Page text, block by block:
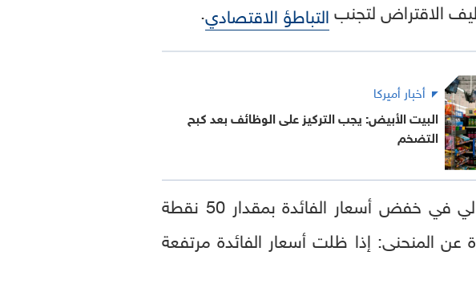
الاقتراض لتجنبالتباطؤ الاقتصادي.
أخبار أميركا
البيت الأبيض: يجب التركيز على الوظائف بعد كبح
التضخم
من وجهة نظر مورغان ستانلي، قد يرغب بنك الاحتياطي الفيدرالي في خفض أسعار الفائدة بمقدار 50 نقطة
عن المنحنى: إذا ظلت أسعار الفائدة مرتفعة